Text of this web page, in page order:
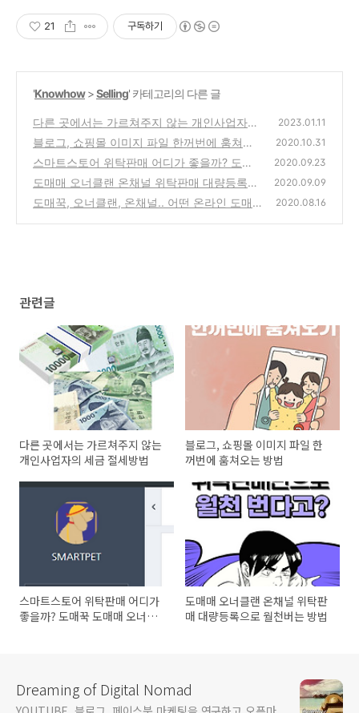
21 구독하기
'Knowhow>Selling' 카테고리의 다른 글
다른 곳에서는 가르쳐주지 않는 개인사업자의
세금 절세방법
(1)
2023.01.11
블로그, 쇼핑몰 이미지 파일 한꺼번에 훔쳐오
는 방법
(1)
2020.10.31
스마트스토어 위탁판매 어디가 좋을까? 도매
꾹 도매매 오너클랜 온채널 도매토피아 젠트레
이드 케이셀러...
(0)
2020.09.23
도매매 오너클랜 온채널 위탁판매 대량등록으
로 월천버는 방법
(0)
2020.09.09
도매꾹, 오너클랜, 온채널.. 어떤 온라인 도매
2020.08.16
관련글
다른 곳에서는 가르쳐주지 않는
개인사업자의 세금 절세방법
블로그, 쇼핑몰 이미지 파일 한
꺼번에 훔쳐오는 방법
스마트스토어 위탁판매 어디가
좋을까? 도매꾹 도매매 오너클
도매매 오너클랜 온채널 위탁판
매 대량등록으로 월천버는 방법
Dreaming of Digital Nomad